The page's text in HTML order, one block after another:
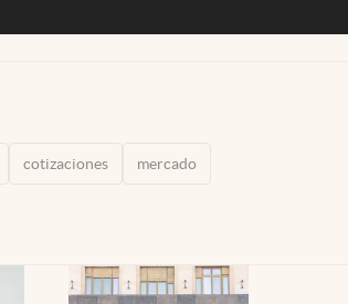
cotizaciones mercado